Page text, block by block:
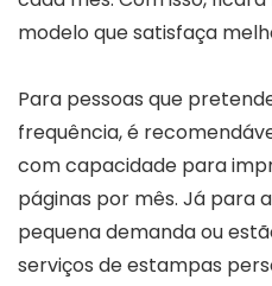
modelo que satisfaça
Para pessoas que
frequência, é
com capacidade para
páginas por mês. Já para
pequena demanda ou
serviços de estampas